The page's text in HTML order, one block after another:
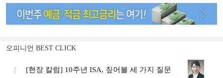
오피니언 BEST CLICK
1 [현장 칼럼] 10주년 ISA, 짚어볼 세 가지 질문